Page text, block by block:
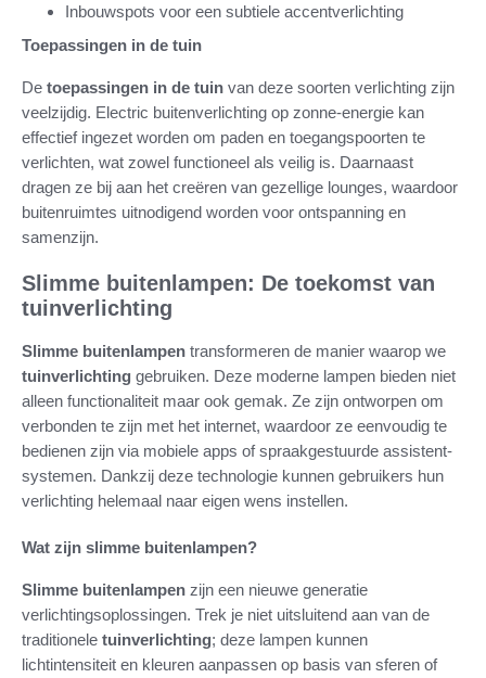
Inbouwspots voor een subtiele accentverlichting
Toepassingen in de tuin
De toepassingen in de tuin van deze soorten verlichting zijn
veelzijdig. Electric buitenverlichting op zonne-energie kan
effectief ingezet worden om paden en toegangspoorten te
verlichten, wat zowel functioneel als veilig is. Daarnaast
dragen ze bij aan het creëren van gezellige lounges, waardoor
buitenruimtes uitnodigend worden voor ontspanning en
samenzijn.
Slimme buitenlampen: De toekomst van
tuinverlichting
Slimme buitenlampen transformeren de manier waarop we
tuinverlichting gebruiken. Deze moderne lampen bieden niet
alleen functionaliteit maar ook gemak. Ze zijn ontworpen om
verbonden te zijn met het internet, waardoor ze eenvoudig te
bedienen zijn via mobiele apps of spraakgestuurde assistent-
systemen. Dankzij deze technologie kunnen gebruikers hun
verlichting helemaal naar eigen wens instellen.
Wat zijn slimme buitenlampen?
Slimme buitenlampen zijn een nieuwe generatie
verlichtingsoplossingen. Trek je niet uitsluitend aan van de
traditionele tuinverlichting; deze lampen kunnen
lichtintensiteit en kleuren aanpassen op basis van sferen of